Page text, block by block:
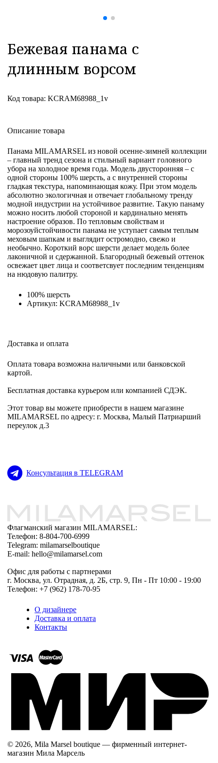
Бежевая панама с
длинным ворсом
Код товара: KCRAM68988_1v
Описание товара
Панама MILAMARSEL из новой осенне-зимней коллекции
– главный тренд сезона и стильный вариант головного
убора на холодное время года. Модель двусторонняя – с
одной стороны 100% шерсть, а с внутренней стороны
гладкая текстура, напоминающая кожу. При этом модель
абсолютно экологичная и отвечает глобальному тренду
модной индустрии на устойчивое развитие. Такую панаму
можно носить любой стороной и кардинально менять
настроение образов. По тепловым свойствам и
морозоуйстойчивости панама не уступает самым теплым
меховым шапкам и выглядит остромодно, свежо и
необычно. Короткий ворс шерсти делает модель более
лаконичной и сдержанной. Благородный бежевый оттенок
освежает цвет лица и соответсвует последним тенденциям
на нюдовую палитру.
100% шерсть
Артикул: KCRAM68988_1v
Доставка и оплата
Оплата товара возможна наличными или банковской
картой.
Бесплатная доставка курьером или компанией СДЭК.
Этот товар вы можете приобрести в нашем магазине
MILAMARSEL по адресу: г. Москва, Малый Патриарший
переулок д.3
Консультация в TELEGRAM
Флагманский магазин MILAMARSEL:
Телефон: 8-804-700-6999
Telegram: milamarselboutique
E-mail: hello@milamarsel.com
Офис для работы с партнерами
г. Москва, ул. Отрадная, д. 2Б, стр. 9, Пн - Пт 10:00 - 19:00
Телефон: +7 (962) 178-70-95
О дизайнере
Доставка и оплата
Контакты
© 2026, Mila Marsel boutique — фирменный интернет-
магазин Мила Марсель